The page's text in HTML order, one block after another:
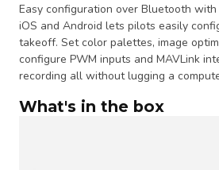
Easy configuration over Bluetooth with
iOS and Android lets pilots easily
takeoff. Set color palettes, image
configure PWM inputs and MAVLink
recording all without lugging a
What's in the box